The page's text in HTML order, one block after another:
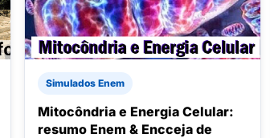
Simulados Enem
Mitocôndria e Energia Celular:
resumo Enem & Encceja de